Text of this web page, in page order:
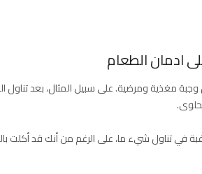
وجبة مغذية ومرضية. على سبيل المثال، بعد تناول
في تناول شيء ما، على الرغم من أنك قد أكلت